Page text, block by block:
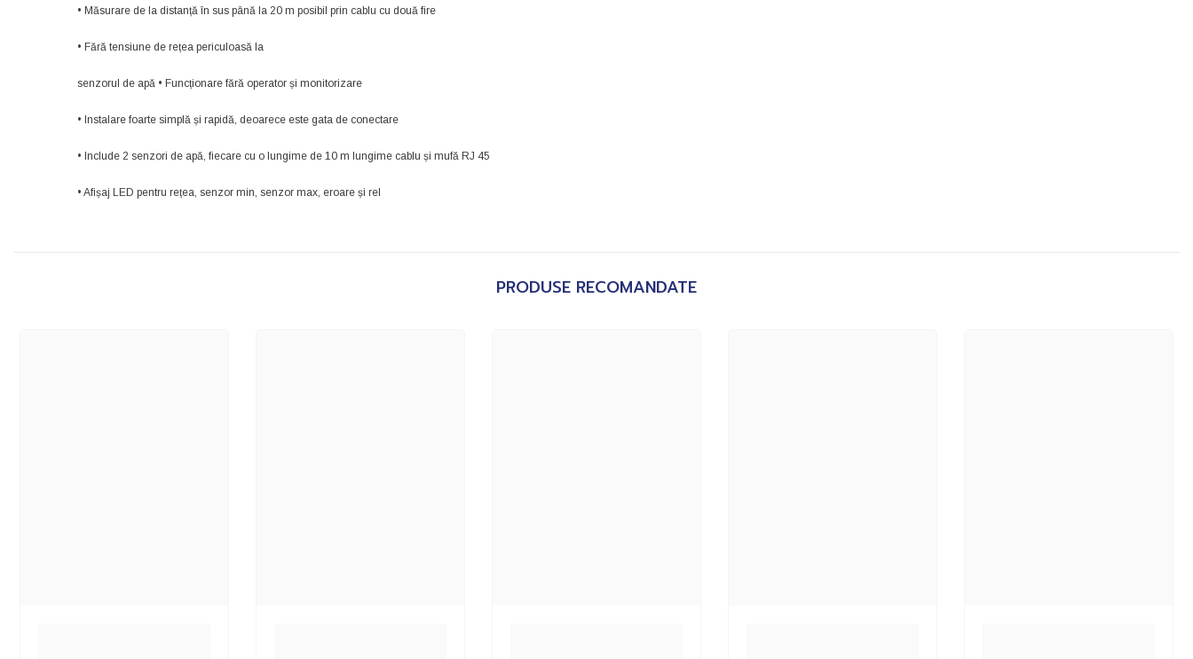
• Măsurare de la distanță în sus până la 20 m posibil prin cablu cu două fire
• Fără tensiune de rețea periculoasă la
senzorul de apă • Funcționare fără operator și monitorizare
• Instalare foarte simplă și rapidă, deoarece este gata de conectare
• Include 2 senzori de apă, fiecare cu o lungime de 10 m lungime cablu și mufă RJ 45
• Afișaj LED pentru rețea, senzor min, senzor max, eroare și rel
PRODUSE RECOMANDATE